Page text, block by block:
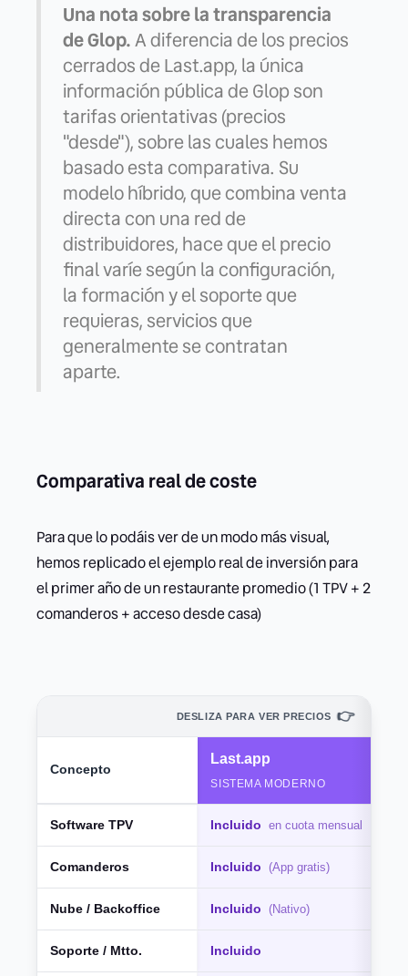
Una nota sobre la transparencia
de Glop.A diferencia de los precios
cerrados de Last.app, la única
información pública de Glop son
tarifas orientativas (precios
"desde"), sobre las cuales hemos
basado esta comparativa. Su
modelo híbrido, que combina venta
directa con una red de
distribuidores, hace que el precio
final varíe según la configuración,
la formación y el soporte que
requieras, servicios que
generalmente se contratan
aparte.
Comparativa real de coste
Para que lo podáis ver de un modo más visual,
hemos replicado el ejemplo real de inversión para
el primer año de un restaurante promedio (1 TPV + 2
comanderos + acceso desde casa)
DESLIZA PARA VER PRECIOS 👉
Concepto
Last.app
SISTEMA MODERNO
Software TPV Incluido en cuota mensual
Comanderos Incluido (App gratis)
Nube / Backoffice Incluido (Nativo)
Soporte / Mtto. Incluido